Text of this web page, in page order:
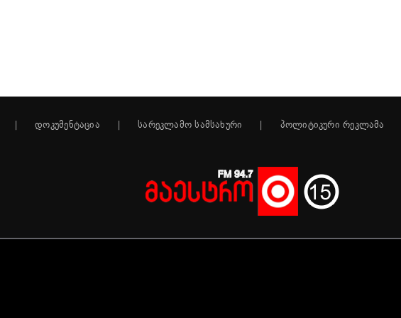
დოკუმენტაცია სარეკლამო სამსახური პოლიტიკური რეკლამა